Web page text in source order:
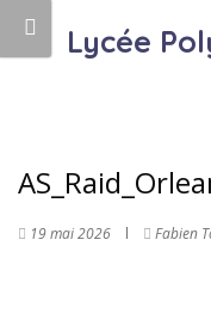
Lycée
19 mai 2026 Fabien